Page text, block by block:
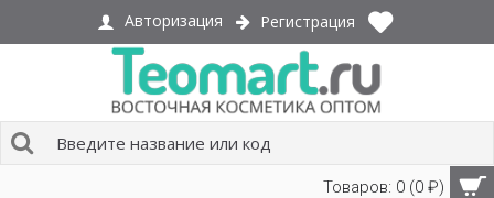
Авторизация Регистрация
Товаров: 0 (0 ₽)